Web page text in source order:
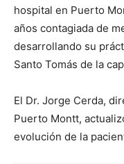
hospital en Puerto
años contagiada de
desarrollando su
Santo Tomás de la
El Dr. Jorge Cerda,
Puerto Montt,
evolución de la